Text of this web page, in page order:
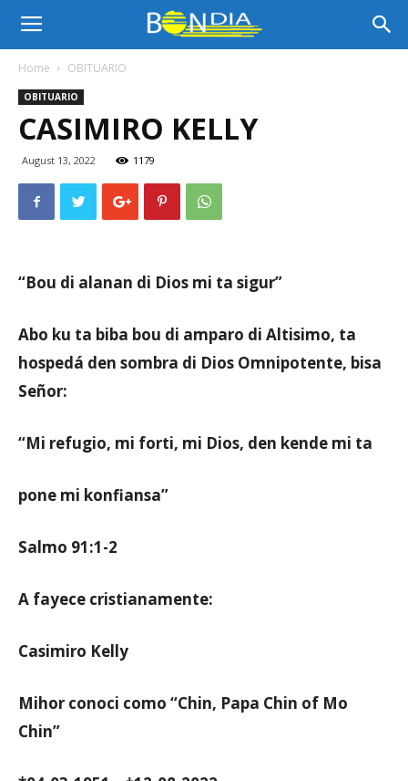
Bon
Dia
Aruba
Noticia
Home OBITUARIO
OBITUARIO
CASIMIRO KELLY
August 13, 2022 1179
“Bou di alanan di Dios mi ta sigur”
Abo ku ta biba bou di amparo di Altisimo, ta
hospedá den sombra di Dios Omnipotente, bisa
Señor:
“Mi refugio, mi forti, mi Dios, den kende mi ta
pone mi konfiansa”
Salmo 91:1-2
A fayece cristianamente:
Casimiro Kelly
Mihor conoci como “Chin, Papa Chin of Mo
Chin”